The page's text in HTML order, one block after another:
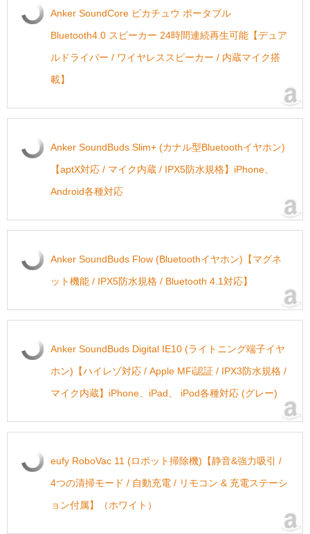
Anker SoundCore ピカチュウ ポータブル
Bluetooth4.0 スピーカー 24時間連続再生可能【デュア
ルドライバー / ワイヤレススピーカー / 内蔵マイク搭
載】
Anker SoundBuds Slim+ (カナル型Bluetoothイヤホン)
【aptX対応 / マイク内蔵 / IPX5防水規格】iPhone、
Android各種対応
Anker SoundBuds Flow (Bluetoothイヤホン)【マグネ
ット機能 / IPX5防水規格 / Bluetooth 4.1対応】
Anker SoundBuds Digital IE10 (ライトニング端子イヤ
ホン)【ハイレゾ対応 / Apple MFi認証 / IPX3防水規格 /
マイク内蔵】iPhone、iPad、 iPod各種対応 (グレー)
eufy RoboVac 11 (ロボット掃除機)【静音&強力吸引 /
4つの清掃モード / 自動充電 / リモコン & 充電ステーシ
ョン付属】（ホワイト）